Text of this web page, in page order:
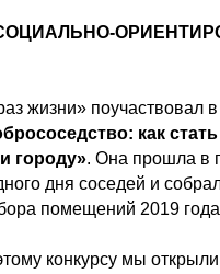
жизни» поучаствовал
как
городу». Она прошла в
дня соседей и
помещений 2019
конкурсу мы